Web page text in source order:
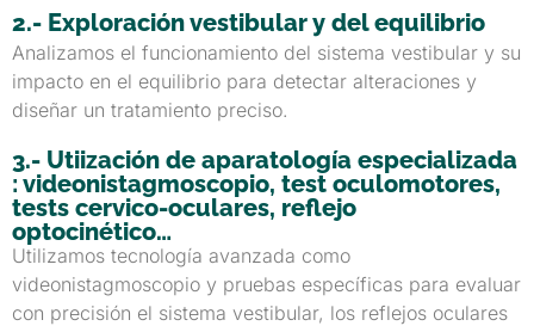
2.- Exploración vestibular y del equilibrio
Analizamos el funcionamiento del sistema vestibular y su
impacto en el equilibrio para detectar alteraciones y
diseñar un tratamiento preciso.
3.- Utiización de aparatología especializada
: videonistagmoscopio, test oculomotores,
tests cervico-oculares, reflejo
optocinético…
Utilizamos tecnología avanzada como
videonistagmoscopio y pruebas específicas para evaluar
con precisión el sistema vestibular, los reflejos oculares